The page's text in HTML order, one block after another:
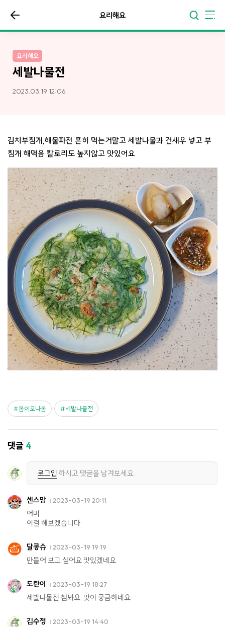
요리해요
요리해요
세발나물전
2023.03.19 12:06
김치부침개,해물파전 흔히 먹는거말고 세발나물과 건새우 넣고 부
침개 해먹음 칼로리도 높지않고 맛있어요
봄이오나봄 세발나물전
댓글 4
로그인 하시고 댓글을 남겨보세요.
센스맘 2023-03-19 20:11
어머
이걸 해보겠습니다
달콩슈 2023-03-19 19:19
만들어 보고 싶어요 맛있겠네요
도란이 2023-03-19 18:27
세발나물전 첨봐요. 맛이 궁금하네요
김수정 2023-03-19 14:40